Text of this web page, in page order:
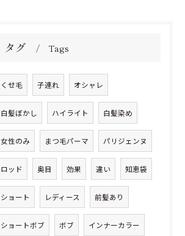
タグ Tags
くせ毛 子連れ オシャレ
白髪ぼかし ハイライト 白髪染め
女性のみ まつ毛パーマ パリジェンヌ
ロッド 奥目 効果 違い 知恵袋
ショート レディース 前髪あり
ショートボブ ボブ インナーカラー